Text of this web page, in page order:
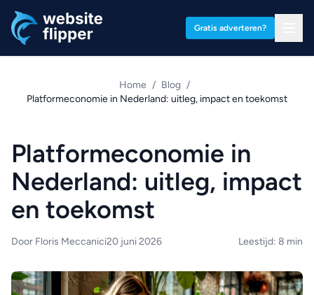
Gratis adverteren?
Home / Blog /
Platformeconomie in Nederland: uitleg, impact en toekomst
Platformeconomie in
Nederland: uitleg, impact
en toekomst
Door Floris Meccanici20 juni 2026 Leestijd: 8 min